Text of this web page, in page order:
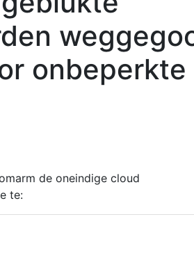
onbeperkte
de oneindige cloud
te: